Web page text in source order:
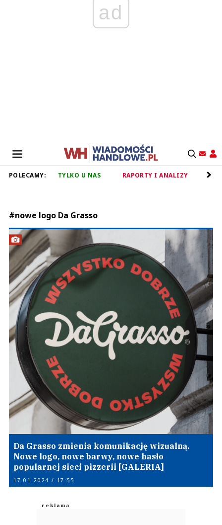
ad
POLECAMY: TYLKO U NAS RAPORTY I ANALIZY
#nowe logo Da Grasso
Da Grasso zmienia komunikację wizualną.
Nowe logo, nowe barwy, nowe hasło
popularnej sieci pizzerii [GALERIA]
17.01.2024 / 17:55